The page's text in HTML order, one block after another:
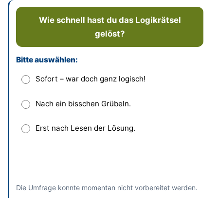
Wie schnell hast du das Logikrätsel
gelöst?
Dieses Feld bitte leer lassen
Bitte auswählen:
Sofort – war doch ganz logisch!
Nach ein bisschen Grübeln.
Erst nach Lesen der Lösung.
Die Umfrage konnte momentan nicht vorbereitet werden.